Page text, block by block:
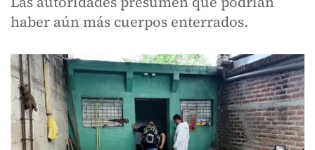
haber aún más cuerpos enterrados.